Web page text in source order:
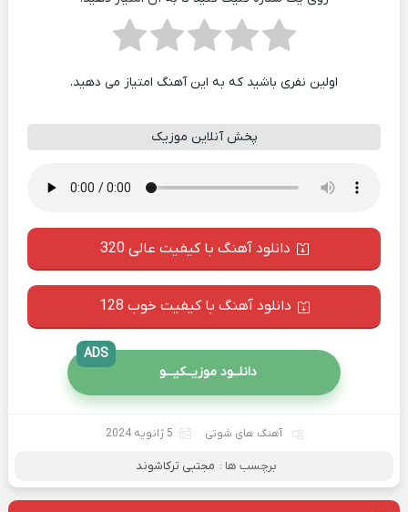
اولین نفری باشید که به این آهنگ امتیاز می دهید.
پخش آنلاین موزیک
دانلود آهنگ با کیفیت عالی 320
دانلود آهنگ با کیفیت خوب 128
دانلــود موزیــکیـــو
ADS
آهنگ های شوتی 5 ژانویه 2024
برچسب ها : مجتبی ترکاشوند